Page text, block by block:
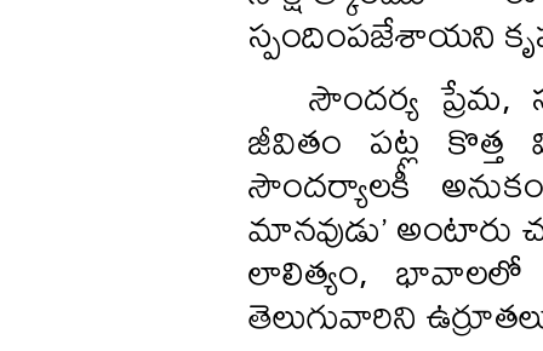
స్పందింపజేశాయని
సౌందర్య ప్రేమ,
జీవితం పట్ల కొత్త
సౌందర్యాలకీ
మానవుడు’ అంటారు
లాలిత్యం, భావాలలో
తెలుగువారిని